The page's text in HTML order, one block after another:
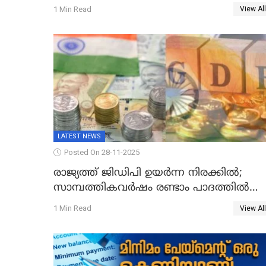
സർവകാല റെക്കോഡ്
1 Min Read View All
LATEST NEWS
Posted On 28-11-2025
രാജ്യത്ത് ജിഡിപി ഉയര്‍ന്ന നിരക്കില്‍;
സാമ്പത്തികവർഷം രണ്ടാം പാദത്തില്‍
ജിഡിപി 8.2 ശതമാനമായി; പ്രചോദനം
1 Min Read View All